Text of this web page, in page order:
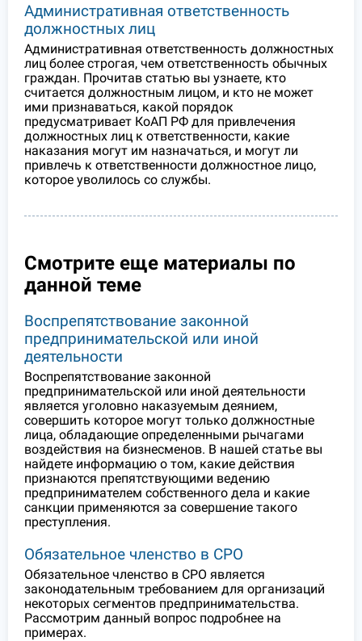
Административная ответственность
должностных лиц
Административная ответственность должностных
лиц более строгая, чем ответственность обычных
граждан. Прочитав статью вы узнаете, кто
считается должностным лицом, и кто не может
ими признаваться, какой порядок
предусматривает КоАП РФ для привлечения
должностных лиц к ответственности, какие
наказания могут им назначаться, и могут ли
привлечь к ответственности должностное лицо,
которое уволилось со службы.
Смотрите еще материалы по
данной теме
Воспрепятствование законной
предпринимательской или иной
деятельности
Воспрепятствование законной
предпринимательской или иной деятельности
является уголовно наказуемым деянием,
совершить которое могут только должностные
лица, обладающие определенными рычагами
воздействия на бизнесменов. В нашей статье вы
найдете информацию о том, какие действия
признаются препятствующими ведению
предпринимателем собственного дела и какие
санкции применяются за совершение такого
преступления.
Обязательное членство в СРО
Обязательное членство в СРО является
законодательным требованием для организаций
некоторых сегментов предпринимательства.
Рассмотрим данный вопрос подробнее на
примерах.